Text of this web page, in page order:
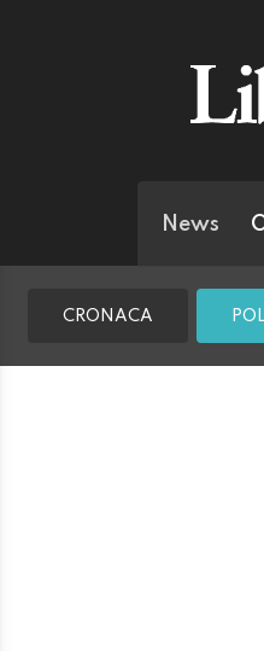
News
CRONACA